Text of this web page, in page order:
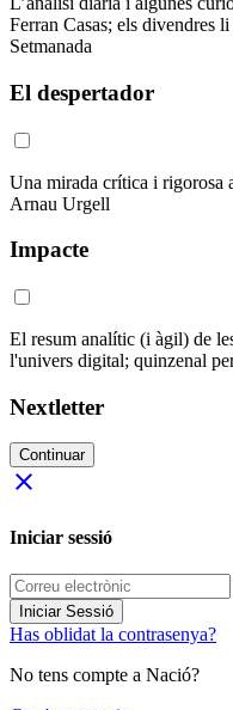
Ferran Casas; els divendres
Setmanada
El despertador
Una mirada crítica i rigorosa
Arnau Urgell
Impacte
El resum analític (i àgil) de
l'univers digital; quinzenal
Nextletter
Continuar
close
Iniciar sessió
Iniciar Sessió
Has oblidat la contrasenya?
No tens compte a Nació?